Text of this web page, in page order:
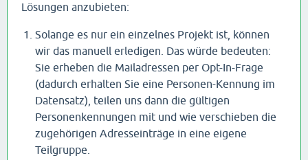
Lösungen anzubieten:
Solange es nur ein einzelnes Projekt ist, können
wir das manuell erledigen. Das würde bedeuten:
Sie erheben die Mailadressen per Opt-In-Frage
(dadurch erhalten Sie eine Personen-Kennung im
Datensatz), teilen uns dann die gültigen
Personenkennungen mit und wie verschieben die
zugehörigen Adresseinträge in eine eigene
Teilgruppe.